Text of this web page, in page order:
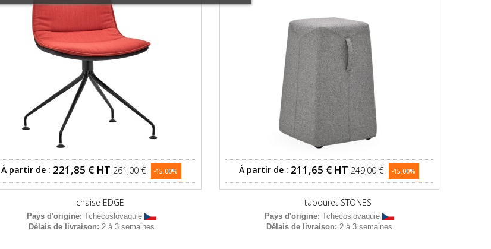
À partir de : 221,85 € HT 261,00 € -15.00%
chaise EDGE
Pays d'origine: Tchecoslovaquie
Délais de livraison: 2 à 3 semaines
À partir de : 211,65 € HT 249,00 € -15.00%
tabouret STONES
Pays d'origine: Tchecoslovaquie
Délais de livraison: 2 à 3 semaines